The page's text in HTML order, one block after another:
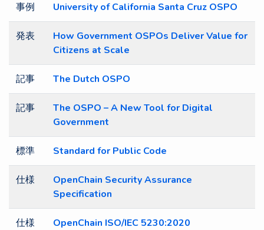
事例 University of California Santa Cruz OSPO
発表
How Government OSPOs Deliver Value for
Citizens at Scale
記事 The Dutch OSPO
記事
The OSPO – A New Tool for Digital
Government
標準 Standard for Public Code
仕様
OpenChain Security Assurance
Specification
仕様 OpenChain ISO/IEC 5230:2020